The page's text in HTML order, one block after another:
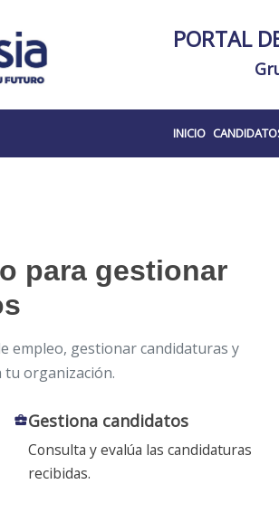
PORTAL
INICIO
para gestionar
empleo, gestionar candidaturas y
organización.
business_centerGestiona candidatos
Consulta y evalúa las candidaturas
recibidas.